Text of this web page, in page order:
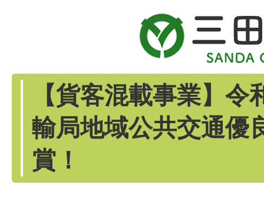
【貨客混載事業】令
輸局地域公共交通優
賞！